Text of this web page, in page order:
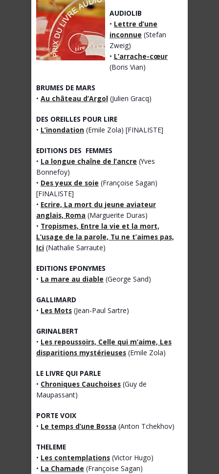
AUDIOLIB
• Lettre d’une
inconnue (Stefan
Zweig)
• L’arrache-cœur
(Boris Vian)
BRUMES DE MARS
• Au château d’Argol (Julien Gracq)
DES OREILLES POUR LIRE
• L’inondation (Emile Zola) [FINALISTE]
EDITIONS DES FEMMES
• La longue chaîne de l’ancre (Yves
Bonnefoy)
• Des yeux de soie (Françoise Sagan)
[FINALISTE]
• Ecrire, La mort du jeune aviateur
anglais, Roma (Marguerite Duras)
• Tropismes, Entre la vie et la mort,
L’usage de la parole, Tu ne t’aimes pas,
Ici (Nathalie Sarraute)
EDITIONS EPONYMES
• La mare au diable (George Sand)
GALLIMARD
• Les Mots (Jean-Paul Sartre)
GRINALBERT
• Les repoussoirs, Celle qui m’aime, Les
disparitions mystérieuses (Emile Zola)
LE LIVRE QUI PARLE
• Chroniques Cauchoises (Guy de
Maupassant)
PORTE VOIX
• Le temps d’une Bossa (Anton Tchekhov)
THELEME
• Les contemplations (Victor Hugo)
• La Chamade (Françoise Sagan)